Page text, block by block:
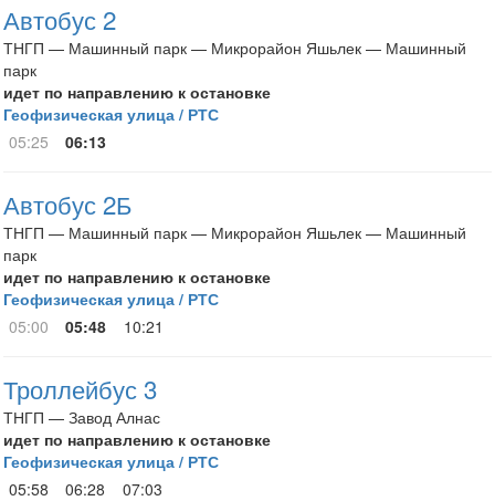
Автобус 2
ТНГП — Машинный парк — Микрорайон Яшьлек — Машинный
парк
идет по направлению к остановке
Геофизическая улица / РТС
05:25
06:13
Автобус 2Б
ТНГП — Машинный парк — Микрорайон Яшьлек — Машинный
парк
идет по направлению к остановке
Геофизическая улица / РТС
05:00
05:48 10:21
Троллейбус 3
ТНГП — Завод Алнас
идет по направлению к остановке
Геофизическая улица / РТС
05:58
06:28 07:03